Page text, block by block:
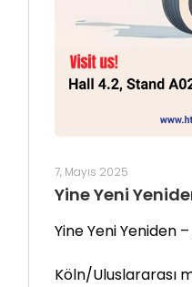
7, Mayıs 2025
Yine Yeni
Yine Yeni Yeniden
Köln/Uluslararası